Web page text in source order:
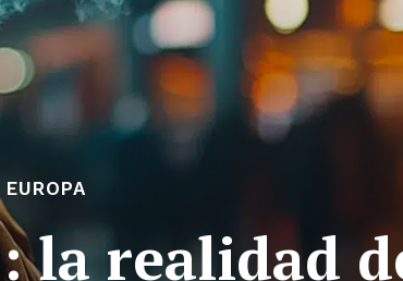
EUROPA
realidad